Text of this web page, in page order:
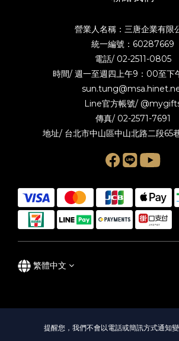
營業人名稱：三唐企業有限
統一編號：60287669
電話/ 02-2511-0805
時間/ 週一至週四上午9：00至下
Line官方帳號/
傳真/ 02-2571-7691
地址/ 台北市中山區中山北路二段65
繁體中文
提醒您，我們不會以電話或簡訊方式通知變